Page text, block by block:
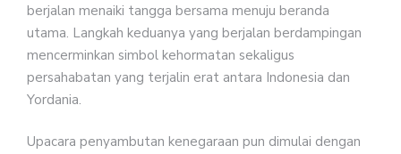
berjalan menaiki tangga bersama menuju beranda
utama. Langkah keduanya yang berjalan berdampingan
mencerminkan simbol kehormatan sekaligus
persahabatan yang terjalin erat antara Indonesia dan
Yordania.
Upacara penyambutan kenegaraan pun dimulai dengan